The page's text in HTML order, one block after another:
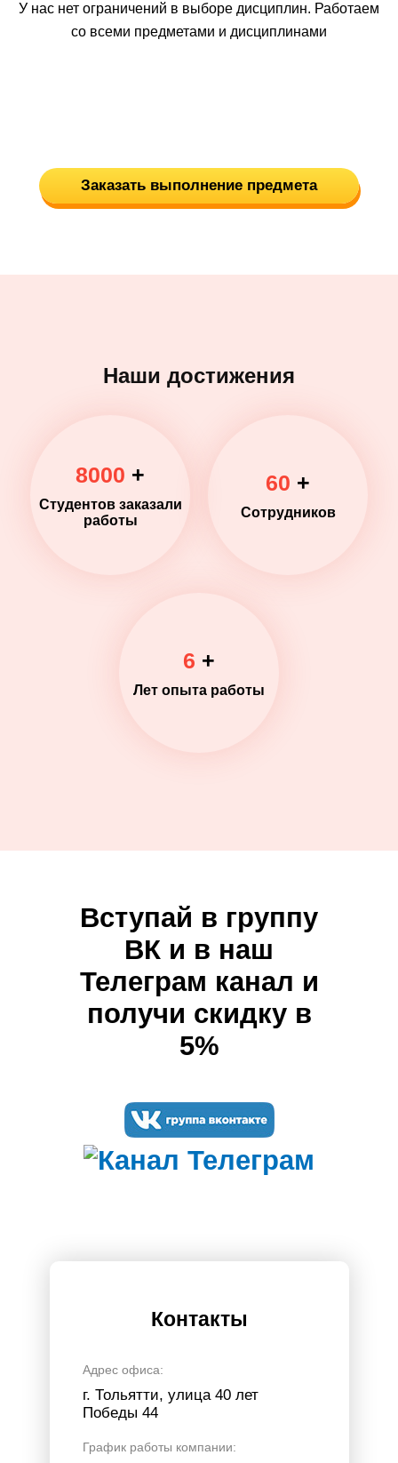
У нас нет ограничений в выборе дисциплин. Работаем
со всеми предметами и дисциплинами
Заказать выполнение предмета
Наши достижения
8000 +
Студентов заказали
работы
60 +
Сотрудников
6 +
Лет опыта работы
Вступай в группу
ВК и в наш
Телеграм канал и
получи скидку в
5%
Контакты
Адрес офиса:
г. Тольятти, улица 40 лет
Победы 44
График работы компании: